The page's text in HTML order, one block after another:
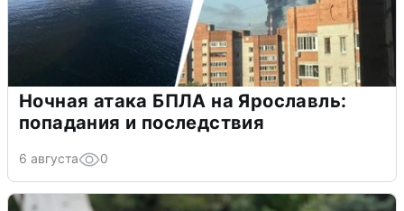
Ночная атака БПЛА на Ярославль:
попадания и последствия
6 августа 0